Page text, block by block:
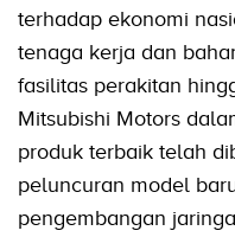
terhadap ekonomi
tenaga kerja dan
fasilitas perakitan
Mitsubishi Motors
produk terbaik telah
peluncuran model
pengembangan